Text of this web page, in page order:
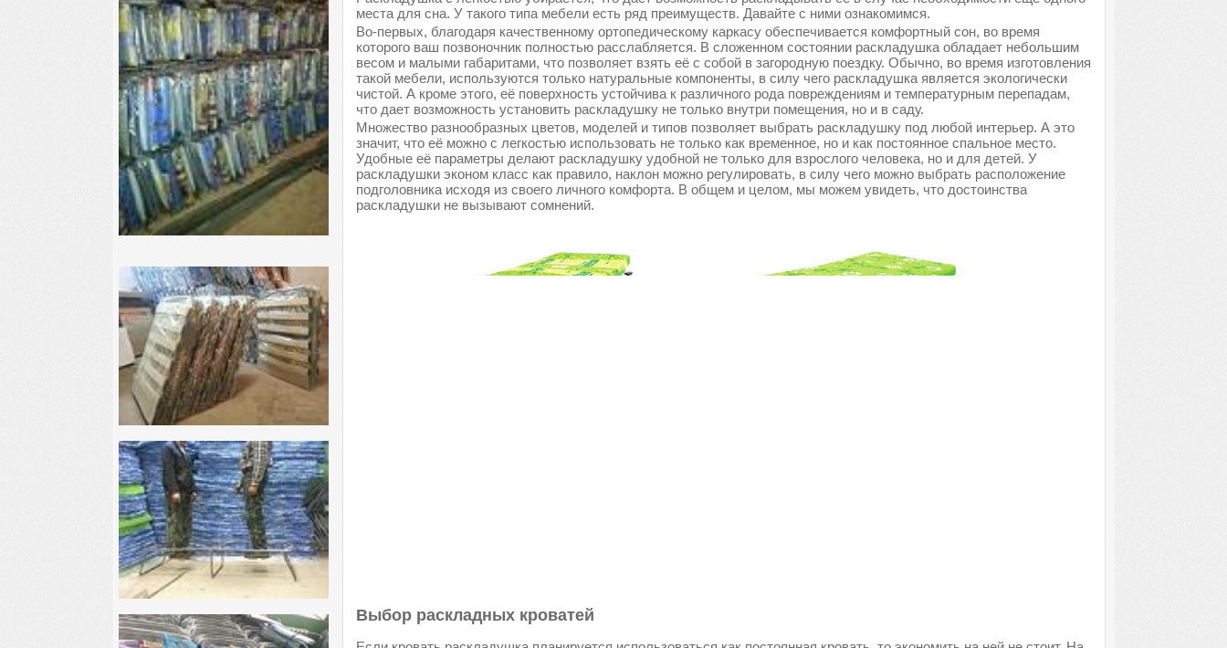
места для сна. У такого типа мебели есть ряд преимуществ. Давайте с ними ознакомимся.
Во-первых, благодаря качественному ортопедическому каркасу обеспечивается комфортный сон, во время
которого ваш позвоночник полностью расслабляется. В сложенном состоянии раскладушка обладает небольшим
весом и малыми габаритами, что позволяет взять её с собой в загородную поездку. Обычно, во время изготовления
такой мебели, используются только натуральные компоненты, в силу чего раскладушка является экологически
чистой. А кроме этого, её поверхность устойчива к различного рода повреждениям и температурным перепадам,
что дает возможность установить раскладушку не только внутри помещения, но и в саду.
Множество разнообразных цветов, моделей и типов позволяет выбрать раскладушку под любой интерьер. А это
значит, что её можно с легкостью использовать не только как временное, но и как постоянное спальное место.
Удобные её параметры делают раскладушку удобной не только для взрослого человека, но и для детей. У
раскладушки эконом класс как правило, наклон можно регулировать, в силу чего можно выбрать расположение
подголовника исходя из своего личного комфорта. В общем и целом, мы можем увидеть, что достоинства
раскладушки не вызывают сомнений.
Выбор раскладных кроватей